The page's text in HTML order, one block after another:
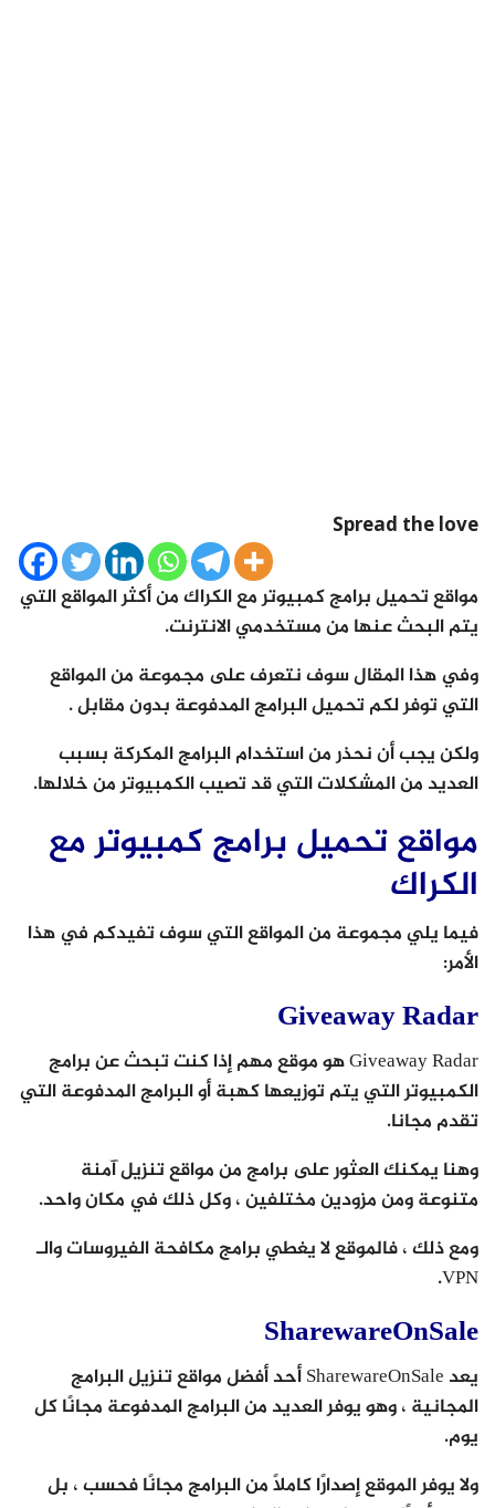
Spread the love
مواقع تحميل برامج كمبيوتر مع الكراك من أكثر المواقع التي
يتم البحث عنها من مستخدمي الانترنت.
وفي هذا المقال سوف نتعرف على مجموعة من المواقع
التي توفر لكم تحميل البرامج المدفوعة بدون مقابل .
ولكن يجب أن نحذر من استخدام البرامج المكركة بسبب
العديد من المشكلات التي قد تصيب الكمبيوتر من خلالها.
مواقع تحميل برامج كمبيوتر مع
الكراك
فيما يلي مجموعة من المواقع التي سوف تفيدكم في هذا
الأمر:
Giveaway Radar
Giveaway Radar هو موقع مهم إذا كنت تبحث عن برامج
الكمبيوتر التي يتم توزيعها كهبة أو البرامج المدفوعة التي
تقدم مجانا.
وهنا يمكنك العثور على برامج من مواقع تنزيل آمنة
متنوعة ومن مزودين مختلفين ، وكل ذلك في مكان واحد.
ومع ذلك ، فالموقع لا يغطي برامج مكافحة الفيروسات والـ
VPN.
SharewareOnSale
يعد SharewareOnSale أحد أفضل مواقع تنزيل البرامج
المجانية ، وهو يوفر العديد من البرامج المدفوعة مجانًا كل
يوم.
ولا يوفر الموقع إصدارًا كاملاً من البرامج مجانًا فحسب ، بل